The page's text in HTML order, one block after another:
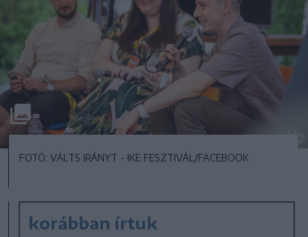
FOTÓ: VÁLTS IRÁNYT - IKE FESZTIVÁL/FACEBOOK
korábban írtuk